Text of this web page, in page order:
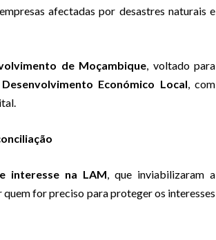
afectadas por desastres naturais e
de Moçambique, voltado para
Económico Local, com
interesse na LAM, que inviabilizaram a
quem for preciso para proteger os interesses